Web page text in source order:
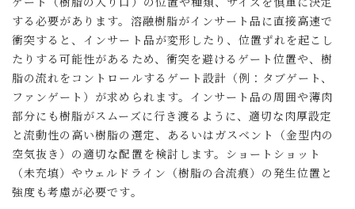
する必要があります。溶融樹脂がインサート品に直接高速で
衝突すると、インサート品が変形したり、位置ずれを起こし
たりする可能性があるため、衝突を避けるゲート位置や、樹
脂の流れをコントロールするゲート設計（例：タブゲート、
ファンゲート）が求められます。インサート品の周囲や薄肉
部分にも樹脂がスムーズに行き渡るように、適切な肉厚設定
と流動性の高い樹脂の選定、あるいはガスベント（金型内の
空気抜き）の適切な配置を検討します。ショートショット
（未充填）やウェルドライン（樹脂の合流痕）の発生位置と
強度も考慮が必要です。